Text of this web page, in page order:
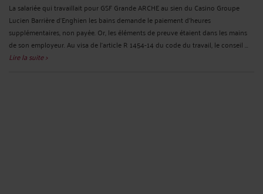
La salariée qui travaillait pour GSF Grande ARCHE au sien du Casino Groupe
Lucien Barrière d’Enghien les bains demande le paiement d’heures
supplémentaires, non payée. Or, les éléments de preuve étaient dans les mains
de son employeur. Au visa de l’article R 1454-14 du code du travail, le conseil ...
Lire la suite >